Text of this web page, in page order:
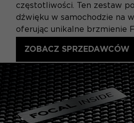
częstotliwości. Ten zestaw
dźwięku w samochodzie na
oferując unikalne brzmienie
ZOBACZ SPRZEDAWCÓW